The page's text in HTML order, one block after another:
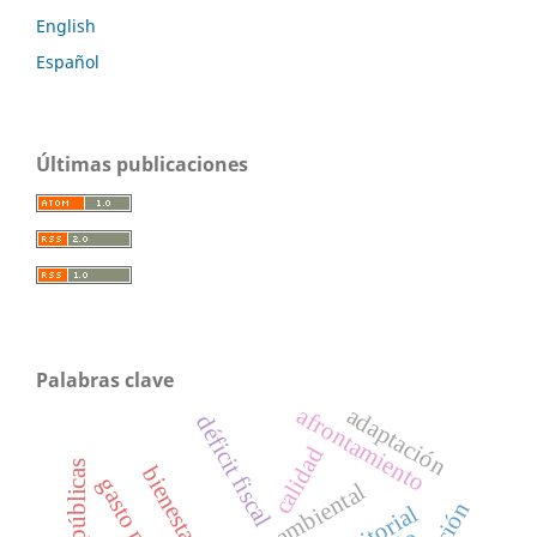
English
Español
Últimas publicaciones
Palabras clave
ambiental
déficit fiscal calidad
bienestar
afrontamiento
adaptación